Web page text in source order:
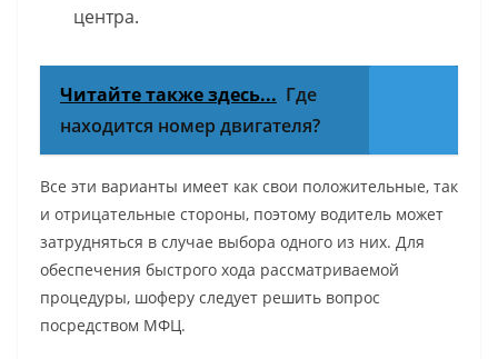
центра.
Читайте также здесь... Где
находится номер двигателя?
Все эти варианты имеет как свои положительные, так
и отрицательные стороны, поэтому водитель может
затрудняться в случае выбора одного из них. Для
обеспечения быстрого хода рассматриваемой
процедуры, шоферу следует решить вопрос
посредством МФЦ.